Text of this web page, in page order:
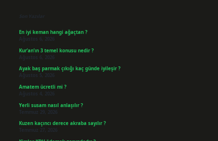
Son Yazılar
En iyi keman hangi ağaçtan ?
Ağustos 6, 2026
Kur’an’ın 3 temel konusu nedir ?
Ağustos 6, 2026
Ayak baş parmak çıkığı kaç günde iyileşir ?
Ağustos 5, 2026
Amatem ücretli mi ?
Ağustos 4, 2026
Yerli susam nasıl anlaşılır ?
Temmuz 29, 2026
Kuzen kaçıncı derece akraba sayılır ?
Temmuz 27, 2026